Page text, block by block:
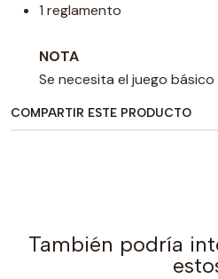
1 reglamento
NOTA
Se necesita el juego básico
COMPARTIR ESTE PRODUCTO
También podría